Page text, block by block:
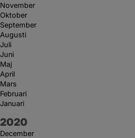
November
Oktober
September
Augusti
Juli
Juni
Maj
April
Mars
Februari
Januari
År:
2020
December